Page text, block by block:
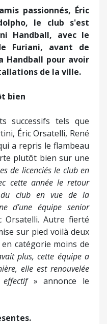
passionnés, Éric
le club s'est
Handball, avec le
Furiani, avant de
Handball pour avoir
de la ville.
bien
successifs tels que
Éric Orsatelli, René
a repris le flambeau
plutôt bien sur une
de licenciés le club en
cette année le retour
du club en vue de la
d’une équipe senior
Orsatelli. Autre fierté
sur pied voilà deux
catégorie moins de
plus, cette équipe a
elle est renouvelée
» annonce le